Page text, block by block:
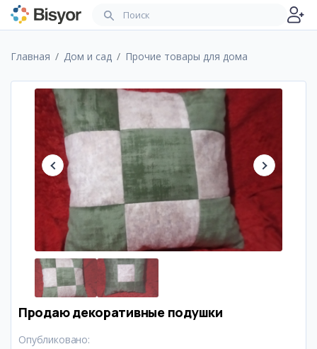
Главная Дом и сад Прочие товары для дома
Продаю декоративные подушки
Опубликовано: